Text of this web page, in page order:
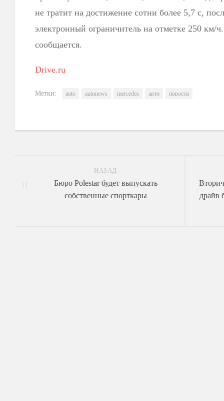
не тратит на достижение сотни более 5,7 с,
электронный ограничитель на отметке 250 км/
сообщается.
Drive.ru
Метки: auto autonews mercedes авто новости
драйв
НАЗАД
Бюро Polestar будет выпускать
собственные спорткары